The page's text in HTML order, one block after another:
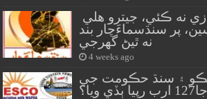
پر سنڌسماءَچار بند
نه ٿيڻ گهرجي
4 weeks ago
۽ سنڌ حڪومت جي